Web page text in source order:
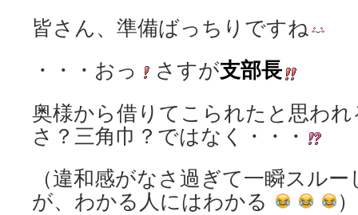
皆さん、準備ばっちりですね
・・・おっ
さすが支部長
奥様から借りてこられたと思わ
さ？三角巾？ではなく・・・
（違和感がなさ過ぎて一瞬スル
が、わかる人にはわかる
）